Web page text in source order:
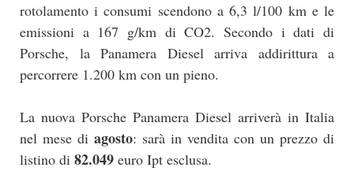
rotolamento i consumi scendono a 6,3 l/100 km e le
emissioni a 167 g/km di CO2. Secondo i dati di
Porsche, la Panamera Diesel arriva addirittura a
percorrere 1.200 km con un pieno.
La nuova Porsche Panamera Diesel arriverà in Italia
nel mese di agosto: sarà in vendita con un prezzo di
listino di 82.049 euro Ipt esclusa.